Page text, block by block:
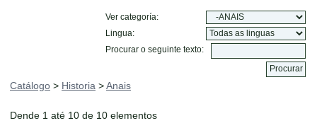
Ver categoría:
Lingua:
Procurar o seguinte texto:
Catálogo > Historia >Anais
Dende 1 até 10 de 10 elementos